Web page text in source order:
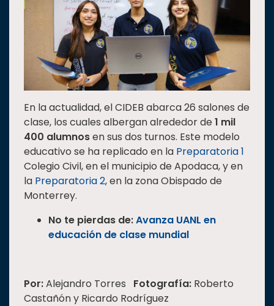
En la actualidad, el CIDEB abarca 26 salones de
clase, los cuales albergan alrededor de1 mil
400 alumnosen sus dos turnos. Este modelo
educativo se ha replicado en la Preparatoria 1
Colegio Civil, en el municipio de Apodaca, y en
la Preparatoria 2, en la zona Obispado de
Monterrey.
No te pierdas de:Avanza UANL en
educación de clase mundial
Por:Alejandro Torres Fotografía: Roberto
Castañón y Ricardo Rodríguez